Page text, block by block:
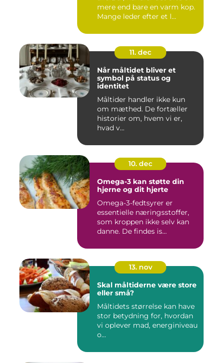
mere end bare en varm kop.
Mange leder efter et l...
11. dec
Når måltidet bliver et
symbol på status og
identitet
Måltider handler ikke kun
om mæthed. De fortæller
historier om, hvem vi er,
hvad v...
10. dec
Omega-3 kan støtte din
hjerne og dit hjerte
Omega-3-fedtsyrer er
essentielle næringsstoffer,
som kroppen ikke selv kan
danne. De findes is...
13. nov
Skal måltiderne være store
eller små?
Måltidets størrelse kan have
stor betydning for, hvordan
vi oplever mad, energiniveau
o...